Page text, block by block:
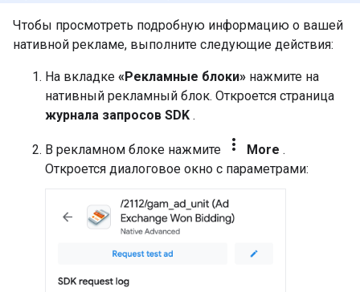
Чтобы просмотреть подробную информацию о вашей
нативной рекламе, выполните следующие действия:
На вкладке «Рекламные блоки» нажмите на
нативный рекламный блок. Откроется страница
журнала запросов SDK .
В рекламном блоке нажмите more_vert More .
Откроется диалоговое окно с параметрами: